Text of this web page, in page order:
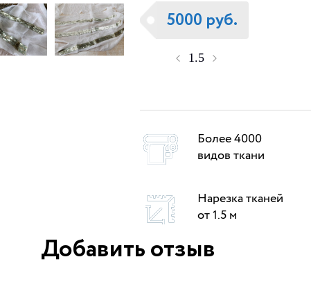
5000 руб.
Более 4000
видов ткани
Нарезка тканей
от 1.5 м
Добавить отзыв